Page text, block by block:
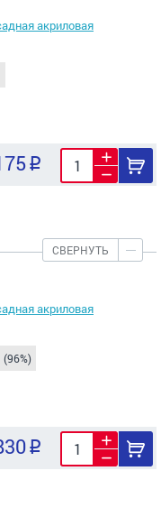
акриловая
СВЕРНУТЬ
акриловая
(96%)